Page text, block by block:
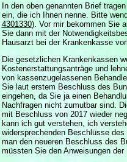
In den oben genannten Brief
ein, die ich Ihnen nenne. Bitte
4301330). Vor mir bekommen Sie
Sie dann mit der
Hausarzt bei der Krankenkasse
Die gesetzlichen Krankenkassen
Kostenerstattungsanträge und
von kassenzugelassenen
Sie laut erstem Beschluss des
eingehen, da Sie ja einen
Nachfragen nicht zumutbar sind.
mit Beschluss von 2017 wieder
kann ich gut verstehen, ich
widersprechenden Beschlüsse
man den neueren Beschluss des
müssten Sie den Anweisungen